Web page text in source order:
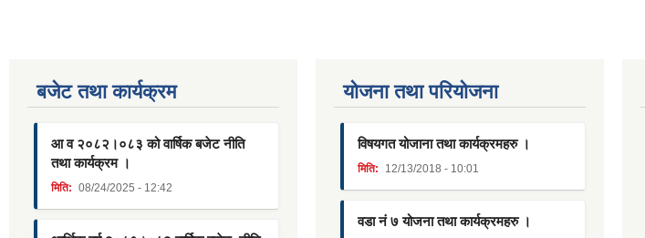
बजेट तथा कार्यक्रम
आ व २०८२।०८३ को वार्षिक बजेट नीति
तथा कार्यक्रम ।
मिति: 08/24/2025 - 12:42
याेजना तथा परियाेजना
विषयगत योजाना तथा कार्यक्रमहरु ।
मिति: 12/13/2018 - 10:01
वडा नं ७ योजना तथा कार्यक्रमहरु ।